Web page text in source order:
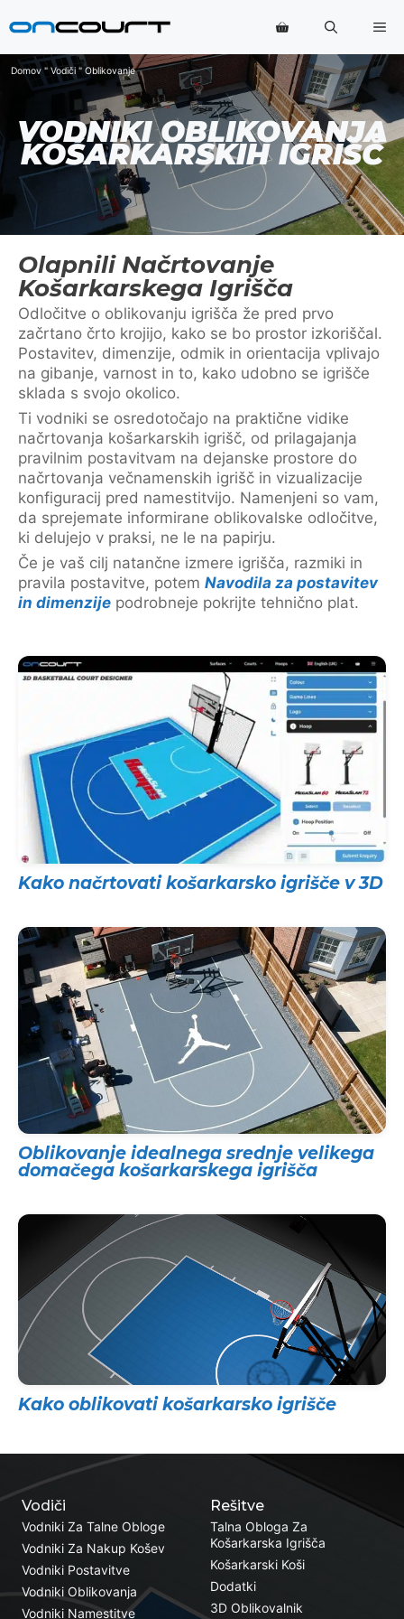
na
Domov" Vodiči " Oblikovanje
VODNIKI OBLIKOVANJA
KOŠARKARSKIH IGRIŠČ
Olapnili Načrtovanje
Košarkarskega Igrišča
Odločitve o oblikovanju igrišča že pred prvo
začrtano črto krojijo, kako se bo prostor izkoriščal.
Postavitev, dimenzije, odmik in orientacija vplivajo
na gibanje, varnost in to, kako udobno se igrišče
sklada s svojo okolico.
Ti vodniki se osredotočajo na praktične vidike
načrtovanja košarkarskih igrišč, od prilagajanja
pravilnim postavitvam na dejanske prostore do
načrtovanja večnamenskih igrišč in vizualizacije
konfiguracij pred namestitvijo. Namenjeni so vam,
da sprejemate informirane oblikovalske odločitve,
ki delujejo v praksi, ne le na papirju.
Če je vaš cilj natančne izmere igrišča, razmiki in
pravila postavitve, potem Navodila za postavitev
in dimenzije podrobneje pokrijte tehnično plat.
Kako načrtovati košarkarsko igrišče v 3D
Oblikovanje idealnega srednje velikega
domačega košarkarskega igrišča
Kako oblikovati košarkarsko igrišče
Rešitve
Talna Obloga Za
Košarkarska Igrišča
Košarkarski Koši
Dodatki
3D Oblikovalnik
Vodiči
Vodniki Za Talne Obloge
Vodniki Za Nakup Košev
Vodniki Postavitve
Vodniki Oblikovanja
Vodniki Namestitve